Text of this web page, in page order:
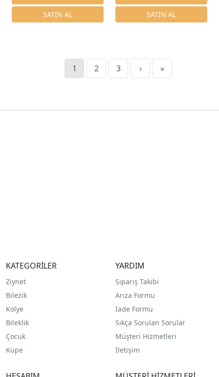
1 2 3 › »
KATEGORİLER
Ziynet
Bilezik
Kolye
Bileklik
Çocuk
Küpe
YARDIM
Sipariş Takibi
Arıza Formu
İade Formu
Sıkça Sorulan Sorular
Müşteri Hizmetleri
İletişim